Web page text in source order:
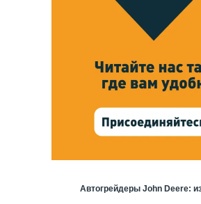
Автогрейдеры John Deere: